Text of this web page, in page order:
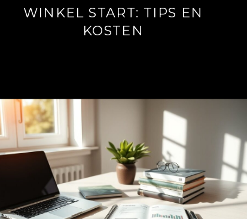
WINKEL START: TIPS EN
KOSTEN